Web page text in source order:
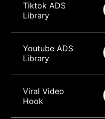
Tiktok ADS
Library
Youtube ADS
Library
Viral Video
Hook